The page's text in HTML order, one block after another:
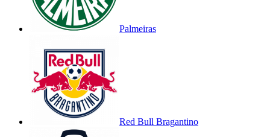
Palmeiras
Red Bull Bragantino